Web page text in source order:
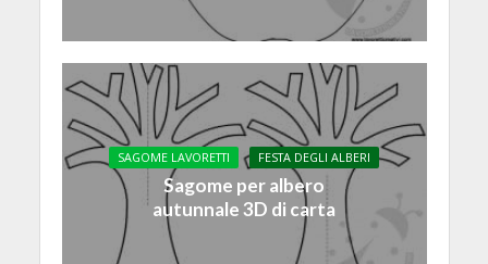
SAGOME LAVORETTI FESTA DEGLI ALBERI
Sagome per albero
autunnale 3D di carta